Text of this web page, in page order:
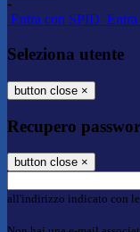
-
Entra con SPID
Seleziona utente
button close ×
Recupero
button close ×
all'indirizzo indicato con le